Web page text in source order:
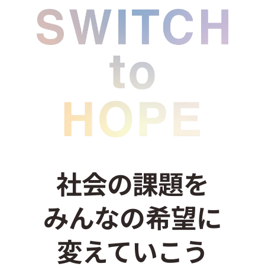
社会の課題を
みんなの希望に
変えていこう